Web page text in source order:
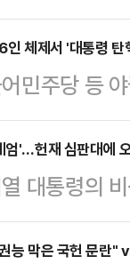
엄 사태 수
태 수습을 위
고, 실제 형
없다고 보면
를 선출해
큼 신변을 정
조 대표 …
인 체제서 '대통령
민주당 등
면서 헌법
내릴 수 있
소장과 이
서 정원 9
엄'…헌재 심판대에
대통령의
고 헌법소원
너무나 중
능 막은 국헌 문란"